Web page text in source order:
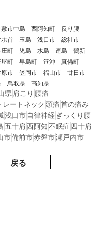
敷市中島　西阿知町　反り腰
ホ首　玉島　浅口市　総社市
町　児島　水島　連島　鶴新
屋町　早島町　笹沖　真備町
市　笠岡市　福山市　廿日市
鳥取県　高知県
県 肩こり 腰痛
レートネック 頭痛首の痛み
浅口市 自律神経 ぎっくり腰
五十肩西阿知不眠症 四十肩
市備前市赤磐市瀬戸内市
戻る